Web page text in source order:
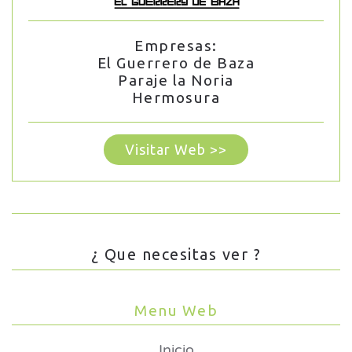
Empresas:
El Guerrero de Baza
Paraje la Noria
Hermosura
Visitar Web >>
¿ Que necesitas ver ?
Menu Web